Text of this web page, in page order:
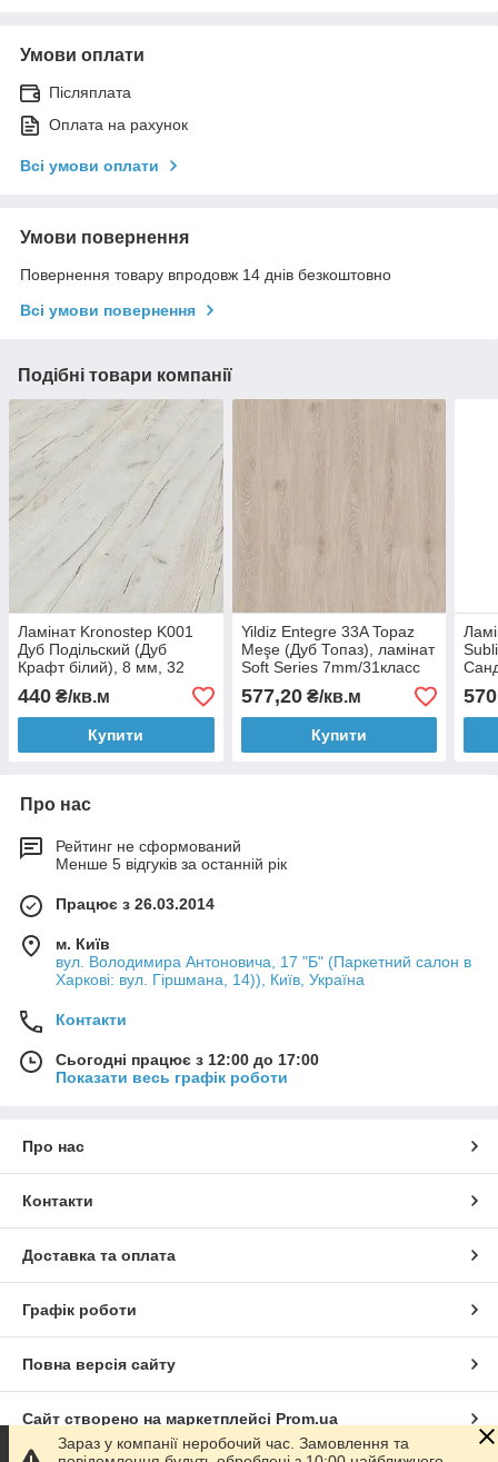
Умови оплати
Післяплата
Оплата на рахунок
Всі умови оплати
Умови повернення
Повернення товару впродовж 14 днів безкоштовно
Всі умови повернення
Подібні товари компанії
Ламінат Kronostep K001
Дуб Подільский (Дуб
Крафт білий), 8 мм, 32
клас
440 ₴/кв.м
Купити
Yildiz Entegre 33A Topaz
Meşe (Дуб Топаз), ламінат
Soft Series 7mm/31класс
V0
577,20₴/кв.м
Купити
10
570
Про нас
Рейтинг не сформований
Менше 5 відгуків за останній рік
Працює з 26.03.2014
м. Київ
вул. Володимира Антоновича, 17 "Б" (Паркетний салон в
Харкові: вул. Гіршмана, 14)), Київ, Україна
Контакти
Сьогодні працює з 12:00 до 17:00
Показати весь графік роботи
Про нас
Контакти
Доставка та оплата
Графік роботи
Повна версія сайту
Сайт створено на маркетплейсі Prom.ua
Зараз у компанії неробочий час. Замовлення та